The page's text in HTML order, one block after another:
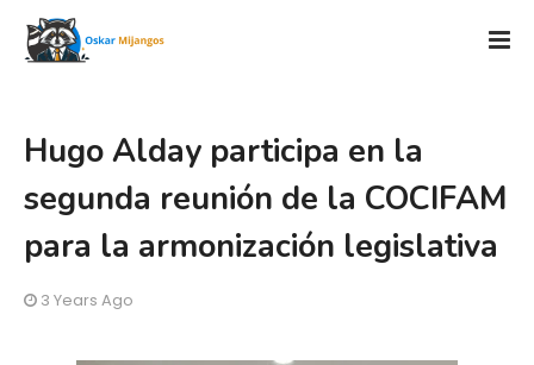
Hugo Alday participa en la
segunda reunión de la COCIFAM
para la armonización legislativa
3 Years Ago